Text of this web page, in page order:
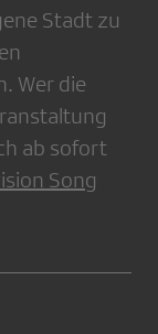
Stadt zu
Wer die
ab sofort
Song